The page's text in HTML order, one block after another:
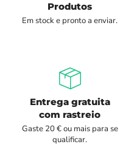
Produtos
Em stock e pronto a enviar.
Entrega gratuita
com rastreio
Gaste 20 € ou mais para se
qualificar.